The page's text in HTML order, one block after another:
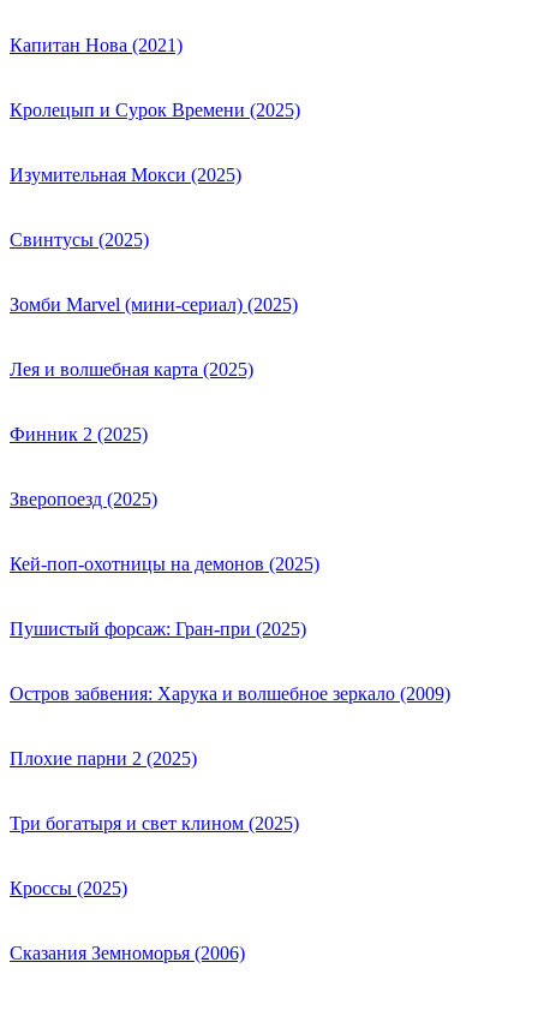
Капитан Нова (2021)
Кролецып и Сурок Времени (2025)
Изумительная Мокси (2025)
Свинтусы (2025)
Зомби Marvel (мини-сериал) (2025)
Лея и волшебная карта (2025)
Финник 2 (2025)
Зверопоезд (2025)
Кей-поп-охотницы на демонов (2025)
Пушистый форсаж: Гран-при (2025)
Остров забвения: Харука и волшебное зеркало (2009)
Плохие парни 2 (2025)
Три богатыря и свет клином (2025)
Кроссы (2025)
Сказания Земноморья (2006)